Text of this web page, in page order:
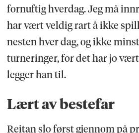
fornuftig hverdag. Jeg må
har vært veldig rart å ikke
nesten hver dag, og ikke
turneringer, for det har jo vært
legger han til.
Lært av bestefar
Reitan slo først gjennom på